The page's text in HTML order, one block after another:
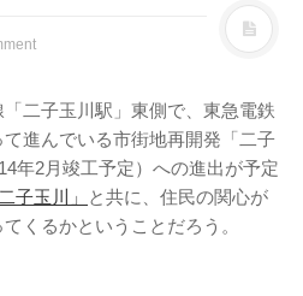
二子玉川駅」東側で、東急電鉄
進んでいる市街地再開発「二子
年2月竣工予定）への進出が予定
子玉川」
と共に、住民の関心が
くるかということだろう。